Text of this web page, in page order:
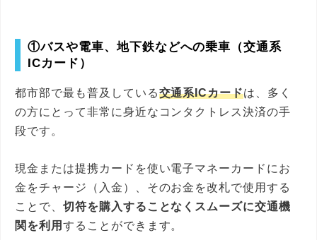
①バスや電車、地下鉄などへの乗車（交通系
ICカード）
都市部で最も普及している交通系ICカードは、多く
の方にとって非常に身近なコンタクトレス決済の手
段です。
現金または提携カードを使い電子マネーカードにお
金をチャージ（入金）、そのお金を改札で使用する
ことで、 切符を購入することなくスムーズに交通機
関を利用 することができます。